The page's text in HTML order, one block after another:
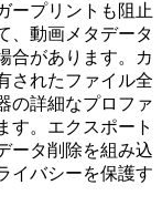
ープリントも阻止
、動画メタデータ
合があります。カ
されたファイル全
の詳細なプロファ
す。エクスポート
ータ削除を組み込
イバシーを保護す